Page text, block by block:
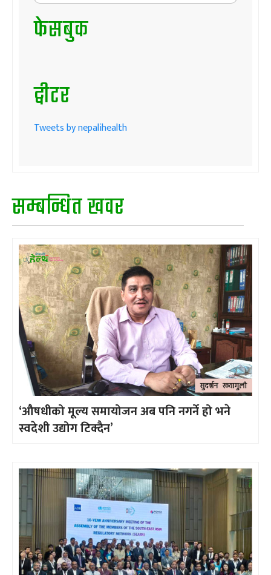
फेसबुक
ट्वीटर
Tweets by nepalihealth
सम्बन्धित खवर
‘औषधीको मूल्य समायोजन अब पनि नगर्ने हो भने
स्वदेशी उद्योग टिक्दैन’